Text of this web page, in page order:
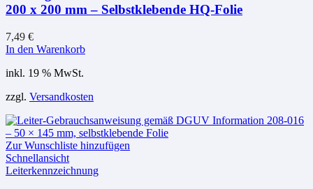
200 x 200 mm – Selbstklebende HQ-Folie
7,49 €
In den Warenkorb
inkl. 19 % MwSt.
zzgl. Versandkosten
Zur Wunschliste hinzufügen
Schnellansicht
Leiterkennzeichnung